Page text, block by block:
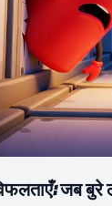
जब बुरे